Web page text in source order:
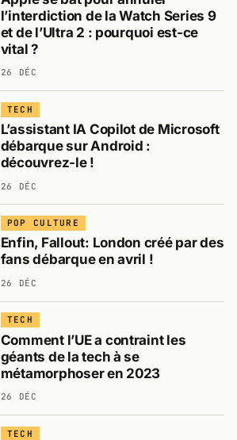
l’interdiction de la Watch Series 9
et de l’Ultra 2 : pourquoi est-ce
vital ?
26 DÉC
TECH
L’assistant IA Copilot de Microsoft
débarque sur Android :
découvrez-le !
26 DÉC
POP CULTURE
Enfin, Fallout: London créé par des
fans débarque en avril !
26 DÉC
TECH
Comment l’UE a contraint les
géants de la tech à se
métamorphoser en 2023
26 DÉC
TECH